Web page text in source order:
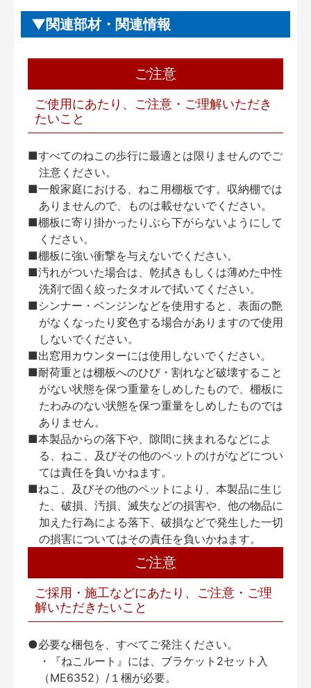
関連部材・関連情報
ご注意
ご使用にあたり、ご注意・ご理解いただき
たいこと
■すべてのねこの歩行に最適とは限りませんのでご
注意ください。
■一般家庭における、ねこ用棚板です。収納棚では
ありませんので、ものは載せないでください。
■棚板に寄り掛かったりぶら下がらないようにして
ください。
■棚板に強い衝撃を与えないでください。
■汚れがついた場合は、乾拭きもしくは薄めた中性
洗剤で固く絞ったタオルで拭いてください。
■シンナー・ベンジンなどを使用すると、表面の艶
がなくなったり変色する場合がありますので使用
しないでください。
■出窓用カウンターには使用しないでください。
■耐荷重とは棚板へのひび・割れなど破壊すること
がない状態を保つ重量をしめしたもので、棚板に
たわみのない状態を保つ重量をしめしたものでは
ありません。
■本製品からの落下や、隙間に挟まれるなどによ
る、ねこ、及びその他のペットのけがなどについ
ては責任を負いかねます。
■ねこ、及びその他のペットにより、本製品に生じ
た、破損、汚損、滅失などの損害や、他の物品に
加えた行為による落下、破損などで発生した一切
の損害についてはその責任を負いかねます。
ご注意
ご採用・施工などにあたり、ご注意・ご理
解いただきたいこと
●必要な梱包を、すべてご発注ください。
・『ねこルート』には、ブラケット2セット入
（ME6352）/１梱が必要。